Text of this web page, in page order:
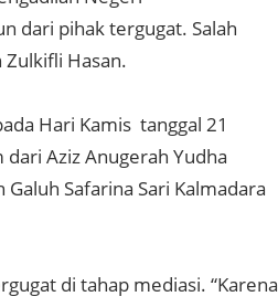
dari pihak tergugat. Salah
Hasan.
Hari Kamis tanggal 21
Aziz Anugerah Yudha
Safarina Sari Kalmadara
di tahap mediasi. “Karena